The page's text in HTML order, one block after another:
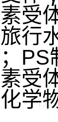
受
行
PS
受
学